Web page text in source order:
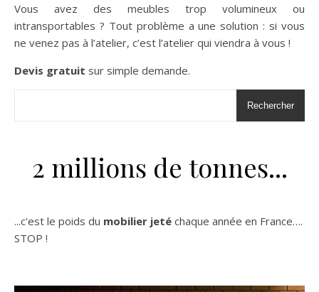
Vous avez des meubles trop volumineux ou
intransportables ? Tout problème a une solution : si vous
ne venez pas à l’atelier, c’est l’atelier qui viendra à vous !
Devis gratuit sur simple demande.
Rechercher
2 millions de tonnes...
...c'est le poids du mobilier jeté chaque année en France….
STOP !